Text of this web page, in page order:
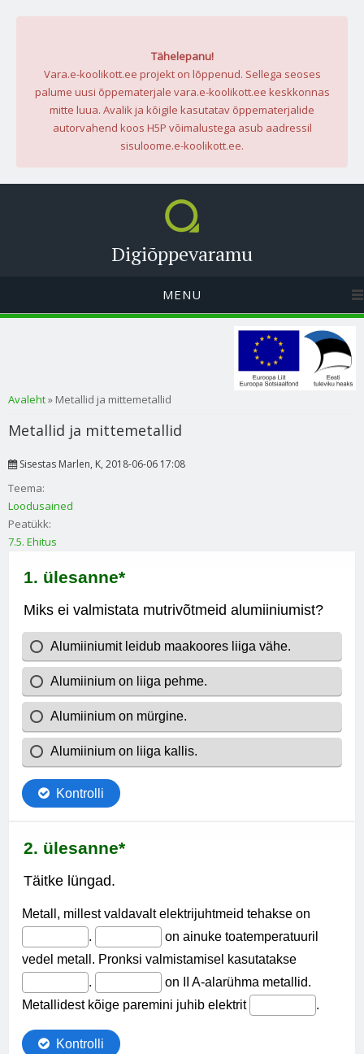
Tähelepanu!
Vara.e-koolikott.ee projekt on lõppenud. Sellega seoses
palume uusi õppematerjale vara.e-koolikott.ee keskkonnas
mitte luua. Avalik ja kõigile kasutatav õppematerjalide
autorvahend koos H5P võimalustega asub aadressil
sisuloome.e-koolikott.ee.
Digiõppevaramu
MENU
Sa oled siin
Avaleht» Metallid ja mittemetallid
Metallid ja mittemetallid
Sisestas Marlen, K, 2018-06-06 17:08
Teema:
Loodusained
Peatükk:
7.5. Ehitus